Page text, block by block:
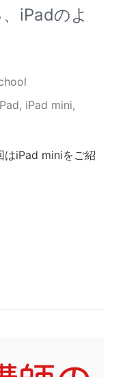
iPadのよ
, iPad mini,
はiPad miniをご紹